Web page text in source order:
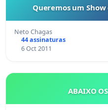
Queremos um
Neto Chagas
44 assinaturas
6 Oct 2011
ABAIXO